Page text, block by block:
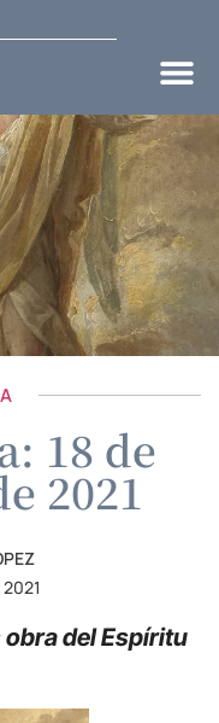
18 de
2021
obra del Espíritu